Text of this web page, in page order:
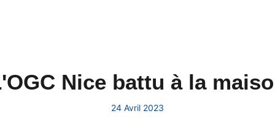
Nice battu à la
24 Avril 2023